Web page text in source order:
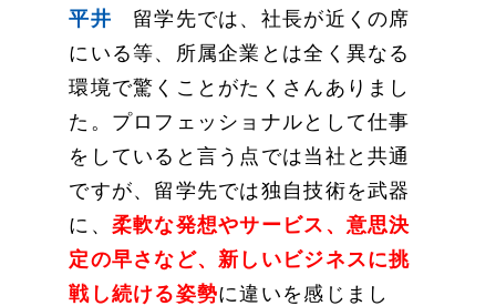
平井 留学先では、社長が近くの席
にいる等、所属企業とは全く異なる
環境で驚くことがたくさんありまし
た。プロフェッショナルとして仕事
をしていると言う点では当社と共通
ですが、留学先では独自技術を武器
に、 柔軟な発想やサービス、意思決
定の早さなど、新しいビジネスに挑
戦し続ける姿勢に違いを感じまし